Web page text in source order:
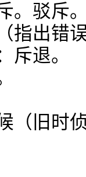
。驳斥
指出错
退。
（旧时